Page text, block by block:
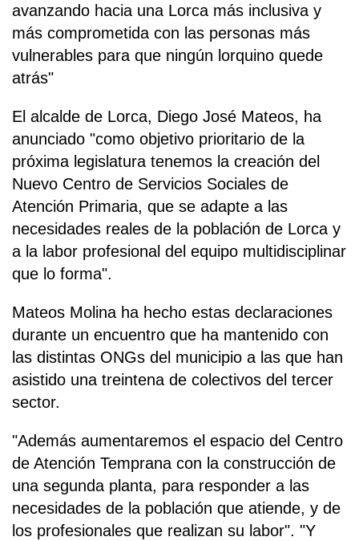
avanzando hacia una Lorca más inclusiva y
más comprometida con las personas más
vulnerables para que ningún lorquino quede
atrás"
El alcalde de Lorca, Diego José Mateos, ha
anunciado "como objetivo prioritario de la
próxima legislatura tenemos la creación del
Nuevo Centro de Servicios Sociales de
Atención Primaria, que se adapte a las
necesidades reales de la población de Lorca y
a la labor profesional del equipo multidisciplinar
que lo forma".
Mateos Molina ha hecho estas declaraciones
durante un encuentro que ha mantenido con
las distintas ONGs del municipio a las que han
asistido una treintena de colectivos del tercer
sector.
"Además aumentaremos el espacio del Centro
de Atención Temprana con la construcción de
una segunda planta, para responder a las
necesidades de la población que atiende, y de
los profesionales que realizan su labor". "Y